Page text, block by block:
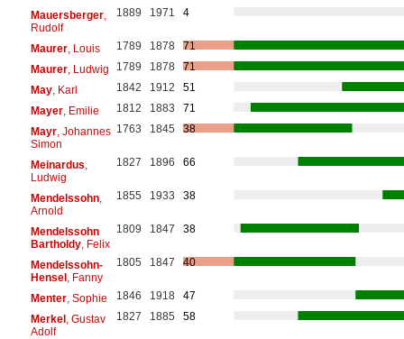
Mauersberger,
Rudolf
1889 1971 4
Maurer, Louis 1789 1878
71
Maurer, Ludwig 1789 1878
71
May, Karl 1842 1912
51
Mayer, Emilie 1812 1883
71
Mayr, Johannes
Simon
1763 1845 38
Meinardus
Ludwig
1827 1896 66
Mendelssohn,
Arnold
1855 1933 38
Mendelssohn
Bartholdy, Felix
1809 1847 38
Mendelssohn-
Hensel, Fanny
1805 1847 40
Menter, Sophie 1846 1918
47
Merkel, Gustav
Adolf
1827 1885 58